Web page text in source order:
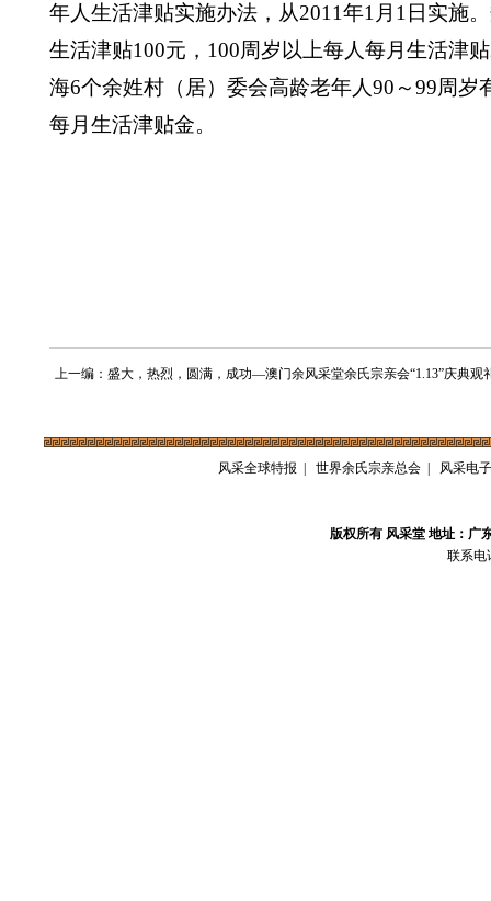
年人生活津贴实施办法，从2011年1 月 1 日实施
生活津贴100元， 100周岁以上每人每月生活津贴
海6个余姓村（居）委会高龄老年人90 ～99周岁
每月生活津贴金。
上一编：盛大，热烈，圆满，成功—澳门余风采堂余氏宗亲会“1.13”庆典观
风采全球特报 世界余氏宗亲总会 风采电
版权所有 风采堂 地址：广
联系电